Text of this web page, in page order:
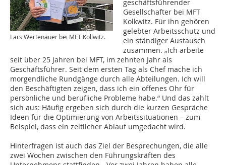
Lars Wertenauer bei MFT Kollwitz.
geschäftsführender
Gesellschafter bei MFT
Kolkwitz. Für ihn gehören
gelebter Arbeitsschutz und
ein ständiger Austausch
zusammen. „Ich arbeite
seit über 25 Jahren bei MFT, im zehnten Jahr als
Geschäftsführer. Seit dem ersten Tag als Chef mache ich
morgendliche Rundgänge durch alle Abteilungen. Ich will
den Beschäftigten zeigen, dass ich ein offenes Ohr für
persönliche und berufliche Probleme habe.“ Und das zahlt
sich aus: Häufig ergeben sich durch die kurzen Gespräche
Ideen für die Optimierung von Arbeitssituationen – zum
Beispiel, dass ein zeitlicher Ablauf umgedacht wird.
Hinterfragen ist auch das Ziel der Besprechungen, die alle
zwei Wochen zwischen den Führungskräften des